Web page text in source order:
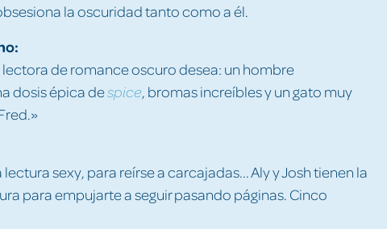
la oscuridad tanto como a él.
lectora de romance oscuro desea: un hombre
dosis épica despice, bromas increíbles y un gato muy
lectura sexy, para reírse a carcajadas... Aly y Josh tienen la
para empujarte a seguir pasando páginas. Cinco